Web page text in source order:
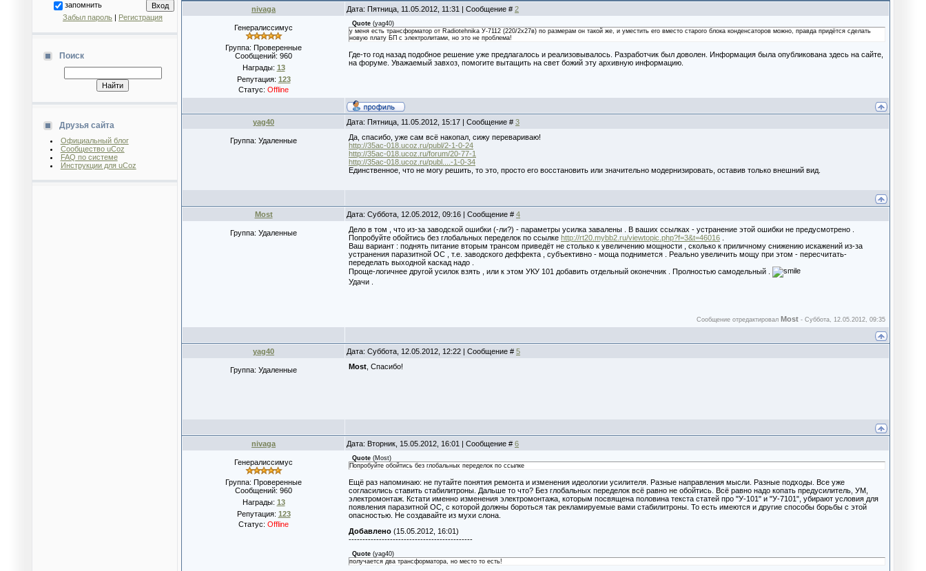
запомнить
Забыл пароль | Регистрация
Поиск
Друзья сайта
Официальный блог
Сообщество uCoz
FAQ по системе
Инструкции для uCoz
nivaga Дата: Пятница, 11.05.2012, 11:31 | Сообщение # 2
Генералиссимус
Группа: Проверенные
Сообщений: 960
Награды: 13
Репутация: 123
Статус: Offline
Quote (yag40)
у меня есть трансформатор от Radiotehnika У-7112 (220/2x27в) по размерам он такой же, и уместить его вместо старого блока конденсаторов можно, правда придётся сделать
новую плату БП с электролитами, но это не проблема!
Где-то год назад подобное решение уже предлагалось и реализовывалось. Разработчик был доволен. Информация была опубликована здесь на сайте,
на форуме. Уважаемый завхоз, помогите вытащить на свет божий эту архивную информацию.
yag40 Дата: Пятница, 11.05.2012, 15:17 | Сообщение # 3
Группа: Удаленные
Да, спасибо, уже сам всё накопал, сижу перевариваю!
http://35ac-018.ucoz.ru/publ/2-1-0-24
http://35ac-018.ucoz.ru/forum/20-77-1
http://35ac-018.ucoz.ru/publ....-1-0-34
Единственное, что не могу решить, то это, просто его восстановить или значительно модернизировать, оставив только внешний вид.
Most Дата: Суббота, 12.05.2012, 09:16 | Сообщение # 4
Группа: Удаленные
Дело в том , что из-за заводской ошибки (-ли?) - параметры усилка завалены . В ваших ссылках - устранение этой ошибки не предусмотрено .
Попробуйте обойтись без глобальных переделок по ссылке http://rt20.mybb2.ru/viewtopic.php?f=3&t=46016
Ваш вариант : поднять питание вторым трансом приведёт не столько к увеличению мощности , сколько к приличному снижению искажений из-за
устранения паразитной ОС , т.е. заводского деффекта , субъективно - моща поднимется . Реально увеличить мощу при этом - пересчитать-
переделать выходной каскад надо .
Проще-логичнее другой усилок взять , или к этом УКУ 101 добавить отдельный оконечник . Пролностью самодельный .
Удачи .
Сообщение отредактировал Most - Суббота, 12.05.2012, 09:35
yag40 Дата: Суббота, 12.05.2012, 12:22 | Сообщение # 5
Группа: Удаленные Most , Спасибо!
nivaga Дата: Вторник, 15.05.2012, 16:01 | Сообщение # 6
Генералиссимус
Группа: Проверенные
Сообщений: 960
Награды: 13
Репутация: 123
Статус: Offline
Quote (Most)
Попробуйте обойтись без глобальных переделок по ссылке
Ещё раз напоминаю: не путайте понятия ремонта и изменения идеологии усилителя. Разные направления мысли. Разные подходы. Все уже
согласились ставить стабилитроны. Дальше то что? Без глобальных переделок всё равно не обойтись. Всё равно надо копать предусилитель, УМ,
электромонтаж. Кстати именно изменения электромонтажа, которым посвящена половина текста статей про "У-101" и "У-7101", убирают условия для
появления паразитной ОС, с которой должны бороться так рекламируемые вами стабилитроны. То есть имеются и другие способы борьбы с этой
опасностью. Не создавайте из мухи слона.
Добавлено (15.05.2012, 16:01)
---------------------------------------------
Quote (yag40)
получается два трансформатора, но место то есть!